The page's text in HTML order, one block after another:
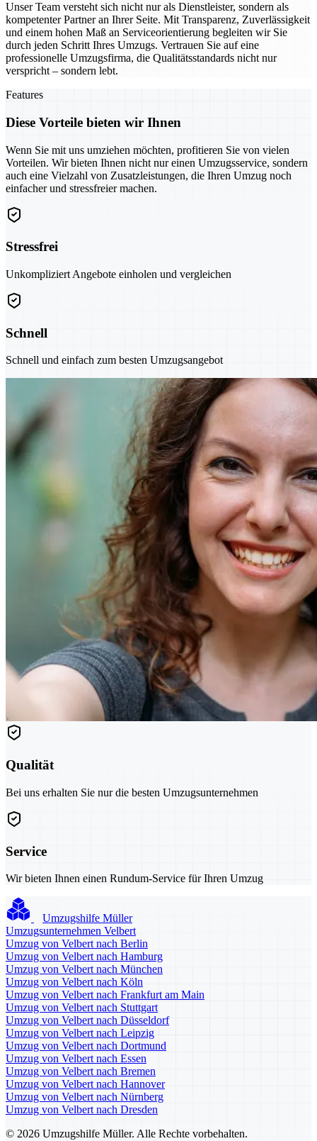
Unser Team versteht sich nicht nur als Dienstleister, sondern als
kompetenter Partner an Ihrer Seite. Mit Transparenz, Zuverlässigkeit
und einem hohen Maß an Serviceorientierung begleiten wir Sie
durch jeden Schritt Ihres Umzugs. Vertrauen Sie auf eine
professionelle Umzugsfirma, die Qualitätsstandards nicht nur
verspricht – sondern lebt.
Features
Diese Vorteile bieten wir Ihnen
Wenn Sie mit uns umziehen möchten, profitieren Sie von vielen
Vorteilen. Wir bieten Ihnen nicht nur einen Umzugsservice, sondern
auch eine Vielzahl von Zusatzleistungen, die Ihren Umzug noch
einfacher und stressfreier machen.
Stressfrei
Unkompliziert Angebote einholen und vergleichen
Schnell
Schnell und einfach zum besten Umzugsangebot
Qualität
Bei uns erhalten Sie nur die besten Umzugsunternehmen
Service
Wir bieten Ihnen einen Rundum-Service für Ihren Umzug
Umzugshilfe Müller
Umzugsunternehmen Velbert
Umzug von Velbert nach Berlin
Umzug von Velbert nach Hamburg
Umzug von Velbert nach München
Umzug von Velbert nach Köln
Umzug von Velbert nach Frankfurt am Main
Umzug von Velbert nach Stuttgart
Umzug von Velbert nach Düsseldorf
Umzug von Velbert nach Leipzig
Umzug von Velbert nach Dortmund
Umzug von Velbert nach Essen
Umzug von Velbert nach Bremen
Umzug von Velbert nach Hannover
Umzug von Velbert nach Nürnberg
Umzug von Velbert nach Dresden
© 2026 Umzugshilfe Müller. Alle Rechte vorbehalten.